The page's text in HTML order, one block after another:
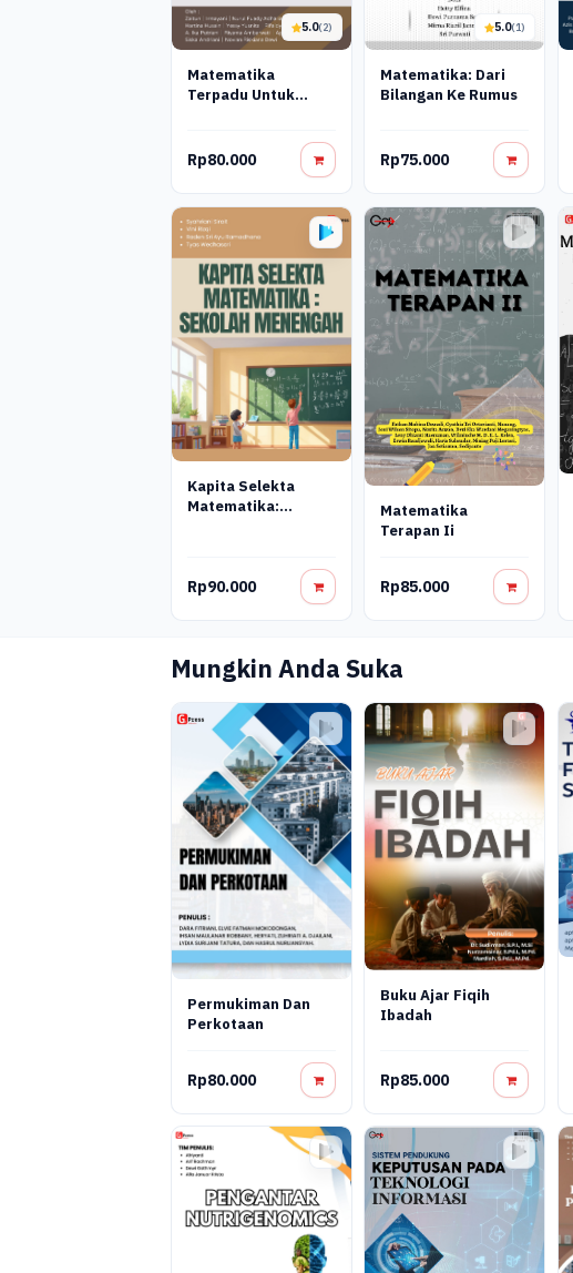
5.0(2)
Matematika
Terpadu Untuk
Rp80.000
5.0(1)
Matematika: Dari
Bilangan Ke Rumus
Rp75.000
Kapita Selekta
Matematika:
Rp90.000
Matematika
Terapan Ii
Rp85.000
Mungkin Anda Suka
Permukiman Dan
Perkotaan
Rp80.000
Buku Ajar Fiqih
Ibadah
Rp85.000